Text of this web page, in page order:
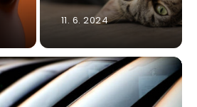
11. 6. 2024